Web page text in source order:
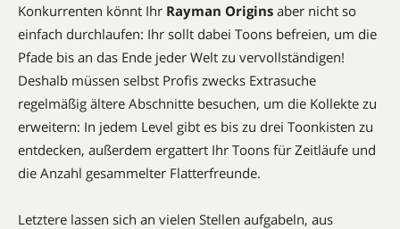
Konkurrenten könnt Ihr Rayman Origins aber nicht so
einfach durchlaufen: Ihr sollt dabei Toons befreien, um die
Pfade bis an das Ende jeder Welt zu vervollständigen!
Deshalb müssen selbst Profis zwecks Extrasuche
regelmäßig ältere Abschnitte besuchen, um die Kollekte zu
erweitern: In jedem Level gibt es bis zu drei Toonkisten zu
entdecken, außerdem ergattert Ihr Toons für Zeitläufe und
die Anzahl gesammelter Flatterfreunde.
Letztere lassen sich an vielen Stellen aufgabeln, aus